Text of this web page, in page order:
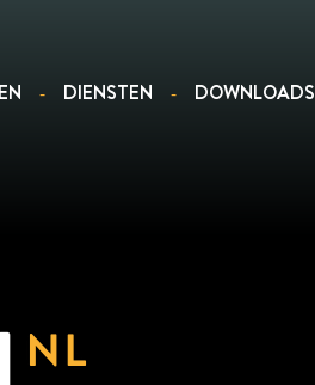
DIENSTEN DOWNLOADS